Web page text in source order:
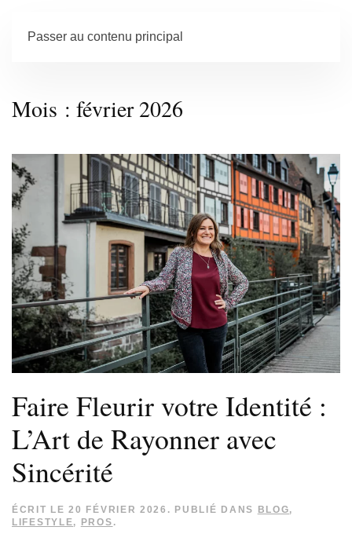
Passer au contenu principal
Mois : février 2026
Faire Fleurir votre Identité :
L’Art de Rayonner avec
Sincérité
ÉCRIT LE20 FÉVRIER 2026 . PUBLIÉ DANS BLOG,
LIFESTYLE, PROS .